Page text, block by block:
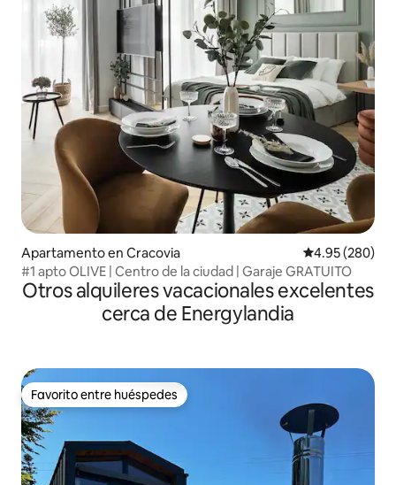
Apartamento en Cracovia Calificación
4.95 (280)
#1 apto OLIVE | Centro de la ciudad | Garaje GRATUITO
Otros alquileres vacacionales excelentes
cerca de Energylandia
Favorito entre huéspedes
Favorito entre huéspedes